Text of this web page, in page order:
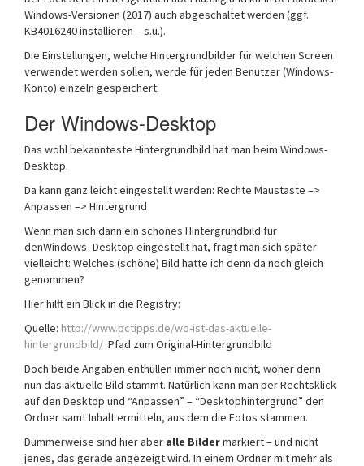
Windows-Versionen (2017) auch abgeschaltet werden (ggf.
KB4016240 installieren – s.u.).
Die Einstellungen, welche Hintergrundbilder für welchen Screen
verwendet werden sollen, werde für jeden Benutzer (Windows-
Konto) einzeln gespeichert.
Der Windows-Desktop
Das wohl bekannteste Hintergrundbild hat man beim Windows-
Desktop.
Da kann ganz leicht eingestellt werden: Rechte Maustaste –>
Anpassen –> Hintergrund
Wenn man sich dann ein schönes Hintergrundbild für
denWindows- Desktop eingestellt hat, fragt man sich später
vielleicht: Welches (schöne) Bild hatte ich denn da noch gleich
genommen?
Hier hilft ein Blick in die Registry:
Quelle: http://www.pctipps.de/wo-ist-das-aktuelle-
hintergrundbild/ Pfad zum Original-Hintergrundbild
Doch beide Angaben enthüllen immer noch nicht, woher denn
nun das aktuelle Bild stammt. Natürlich kann man per Rechtsklick
auf den Desktop und “Anpassen” – “Desktophintergrund” den
Ordner samt Inhalt ermitteln, aus dem die Fotos stammen.
Dummerweise sind hier aber alle Bildermarkiert – und nicht
jenes, das gerade angezeigt wird. In einem Ordner mit mehr als